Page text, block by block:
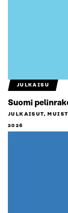
JULKAISU
Suomi
JULKAISUT,
2026